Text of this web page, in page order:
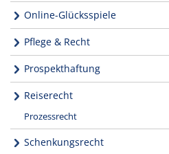
Online-Glücksspiele
Pflege & Recht
Prospekthaftung
Reiserecht
Prozessrecht
Schenkungsrecht